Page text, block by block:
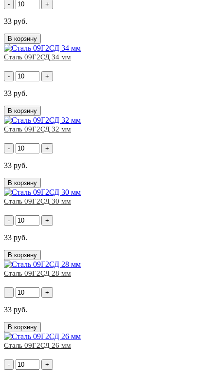
- +
33 руб.
В корзину
Сталь 09Г2СД 34 мм
- +
33 руб.
В корзину
Сталь 09Г2СД 32 мм
- +
33 руб.
В корзину
Сталь 09Г2СД 30 мм
- +
33 руб.
В корзину
Сталь 09Г2СД 28 мм
- +
33 руб.
В корзину
Сталь 09Г2СД 26 мм
- +